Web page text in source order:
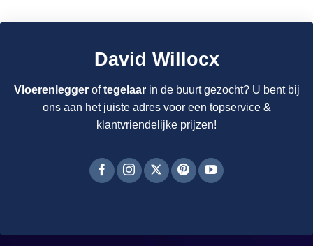
David Willocx
Vloerenleggeroftegelaarin de buurt gezocht? U bent bij
ons aan het juiste adres voor een topservice &
klantvriendelijke prijzen!